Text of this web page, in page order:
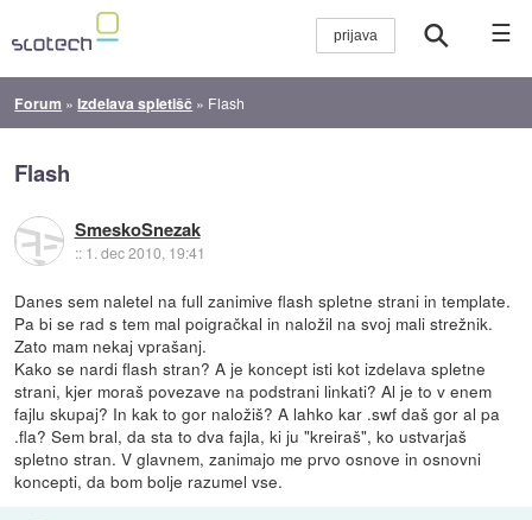
☰
Forum »Izdelava spletišč » Flash
Flash
SmeskoSnezak
:: 1. dec 2010, 19:41
Danes sem naletel na full zanimive flash spletne strani in template.
Pa bi se rad s tem mal poigračkal in naložil na svoj mali strežnik.
Zato mam nekaj vprašanj.
Kako se nardi flash stran? A je koncept isti kot izdelava spletne
strani, kjer moraš povezave na podstrani linkati? Al je to v enem
fajlu skupaj? In kak to gor naložiš? A lahko kar .swf daš gor al pa
.fla? Sem bral, da sta to dva fajla, ki ju "kreiraš", ko ustvarjaš
spletno stran. V glavnem, zanimajo me prvo osnove in osnovni
koncepti, da bom bolje razumel vse.